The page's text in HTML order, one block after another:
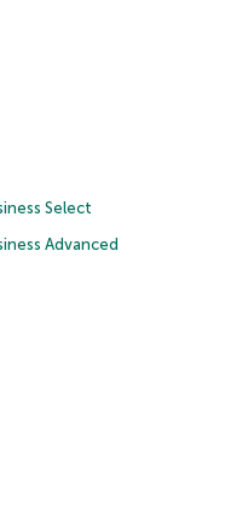
Select
Advanced